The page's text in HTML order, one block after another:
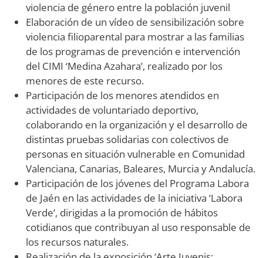
violencia de género entre la población juvenil
Elaboración de un vídeo de sensibilización sobre
violencia filioparental para mostrar a las familias
de los programas de prevención e intervención
del CIMI ‘Medina Azahara’, realizado por los
menores de este recurso.
Participación de los menores atendidos en
actividades de voluntariado deportivo,
colaborando en la organización y el desarrollo de
distintas pruebas solidarias con colectivos de
personas en situación vulnerable en Comunidad
Valenciana, Canarias, Baleares, Murcia y Andalucía.
Participación de los jóvenes del Programa Labora
de Jaén en las actividades de la iniciativa ‘Labora
Verde’, dirigidas a la promoción de hábitos
cotidianos que contribuyan al uso responsable de
los recursos naturales.